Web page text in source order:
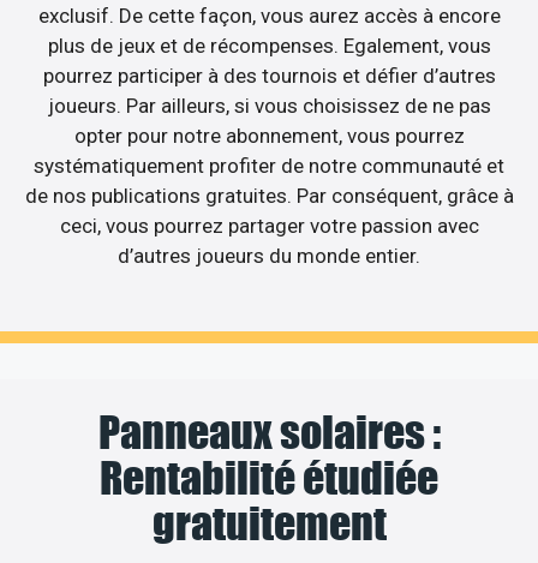
exclusif. De cette façon, vous aurez accès à encore
plus de jeux et de récompenses. Egalement, vous
pourrez participer à des tournois et défier d’autres
joueurs. Par ailleurs, si vous choisissez de ne pas
opter pour notre abonnement, vous pourrez
systématiquement profiter de notre communauté et
de nos publications gratuites. Par conséquent, grâce à
ceci, vous pourrez partager votre passion avec
d’autres joueurs du monde entier.
Panneaux solaires :
Rentabilité étudiée
gratuitement